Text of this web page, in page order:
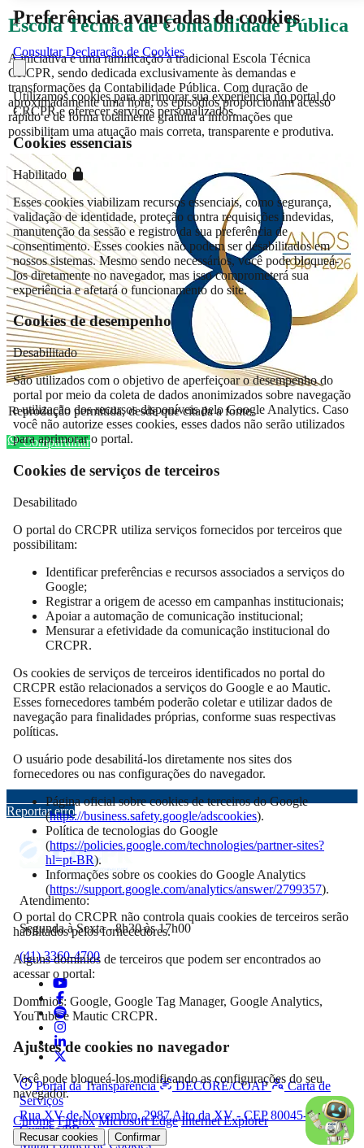
Escola Técnica de Contabilidade Pública
A iniciativa é uma ramificação a tradicional Escola Técnica
CRCPR, sendo dedicada exclusivamente às demandas e
transformações da Contabilidade Pública. Com duração de
aproximadamente uma hora, os episódios proporcionam acesso
rápido e de forma totalmente gratuita a informações que
possibilitam uma atuação mais correta, transparente e produtiva.
Reprodução permitida, desde que citada a fonte.
Compartilhar
Reportar erro
Atendimento:
Segunda à Sexta - 8h30 às 17h00
(41) 3360-4700
Portal da Transparência DECORE/COAF
Carta de
Serviços
Rua XV de Novembro, 2987 Alto da XV - CEP 80045-340,
Curitiba/PR
Mapa Política de Cookies
Preferências avançadas de cookies
Consultar Declaração de Cookies
Utilizamos cookies para aprimorar sua experiência no portal do
CRCPR e oferecer serviços personalizados.
Cookies essenciais
Habilitado
Esses cookies viabilizam recursos essenciais, como segurança,
validação de identidade, proteção contra requisições indevidas,
manutenção da sessão e registro da sua preferência de
consentimento. Esses cookies não podem ser desabilitados em
nossos sistemas. Mesmo sendo necessários, você pode bloqueá-
los diretamente no navegador, mas isso comprometerá sua
experiência e afetará o funcionamento do site.
Cookies de desempenho
Desabilitado
São utilizados com o objetivo de aperfeiçoar o desempenho do
portal por meio da coleta de dados anonimizados sobre navegação
e utilização dos recursos disponíveis pelo Google Analytics. Caso
você não autorize esses cookies, esses dados não serão utilizados
para aprimorar o portal.
Cookies de serviços de terceiros
Desabilitado
O portal do CRCPR utiliza serviços fornecidos por terceiros que
possibilitam:
Identificar preferências e recursos associados a serviços do
Google;
Registrar a origem de acesso em campanhas institucionais;
Apoiar a automação de comunicação institucional;
Mensurar a efetividade da comunicação institucional do
CRCPR.
Os cookies de serviços de terceiros identificados no portal do
CRCPR estão relacionados a serviços do Google e ao Mautic.
Esses fornecedores também poderão coletar e utilizar dados de
navegação para finalidades próprias, conforme suas respectivas
políticas.
O usuário pode desabilitá-los diretamente nos sites dos
fornecedores ou nas configurações do navegador.
Página oficial sobre cookies de terceiros do Google
(https://business.safety.google/adscookies).
Política de tecnologias do Google
(https://policies.google.com/technologies/partner-sites?
hl=pt-BR).
Informações sobre os cookies do Google Analytics
(https://support.google.com/analytics/answer/2799357).
O portal do CRCPR não controla quais cookies de terceiros serão
habilitados pelos fornecedores.
Alguns domínios de terceiros que podem ser encontrados ao
acessar o portal:
Domínios: Google, Google Tag Manager, Google Analytics,
YouTube e Mautic CRCPR.
Ajustes de cookies no navegador
Você pode bloqueá-los modificando as configurações do seu
navegador.
Chrome Firefox Microsoft Edge Internet Explorer
Recusar cookies Confirmar